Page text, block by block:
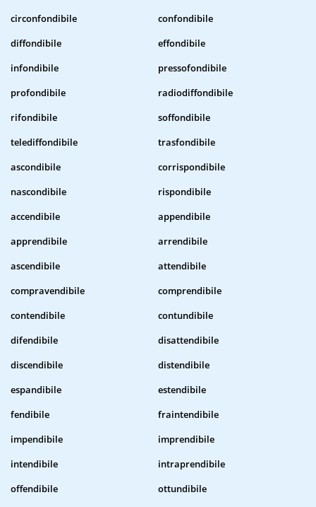
circonfondibile
confondibile
diffondibile
effondibile
infondibile
pressofondibile
profondibile
radiodiffondibile
rifondibile
soffondibile
telediffondibile
trasfondibile
ascondibile
corrispondibile
nascondibile
rispondibile
accendibile
appendibile
apprendibile
arrendibile
ascendibile
attendibile
compravendibile
comprendibile
contendibile
contundibile
difendibile
disattendibile
discendibile
distendibile
espandibile
estendibile
fendibile
fraintendibile
impendibile
imprendibile
intendibile
intraprendibile
offendibile
ottundibile